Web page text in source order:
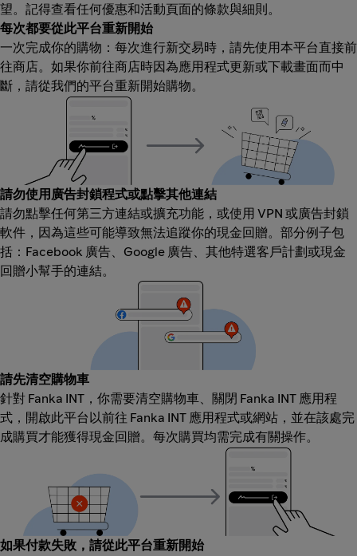
望。記得查看任何優惠和活動頁面的條款與細則。
每次都要從此平台重新開始
一次完成你的購物：每次進行新交易時，請先使用本平台直接前
往商店。如果你前往商店時因為應用程式更新或下載畫面而中
斷，請從我們的平台重新開始購物。
請勿使用廣告封鎖程式或點擊其他連結
請勿點擊任何第三方連結或擴充功能，或使用 VPN 或廣告封鎖
軟件，因為這些可能導致無法追蹤你的現金回贈。部分例子包
括：Facebook 廣告、Google 廣告、其他特選客戶計劃或現金
回贈小幫手的連結。
請先清空購物車
針對 Fanka INT，你需要清空購物車、關閉 Fanka INT 應用程
式，開啟此平台以前往 Fanka INT 應用程式或網站，並在該處完
成購買才能獲得現金回贈。每次購買均需完成有關操作。
如果付款失敗，請從此平台重新開始